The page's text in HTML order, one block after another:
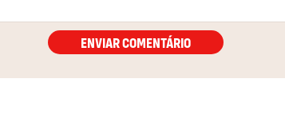
ENVIAR COMENTÁRIO